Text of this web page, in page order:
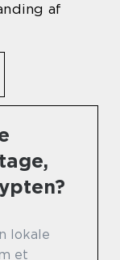
af
lokale
et